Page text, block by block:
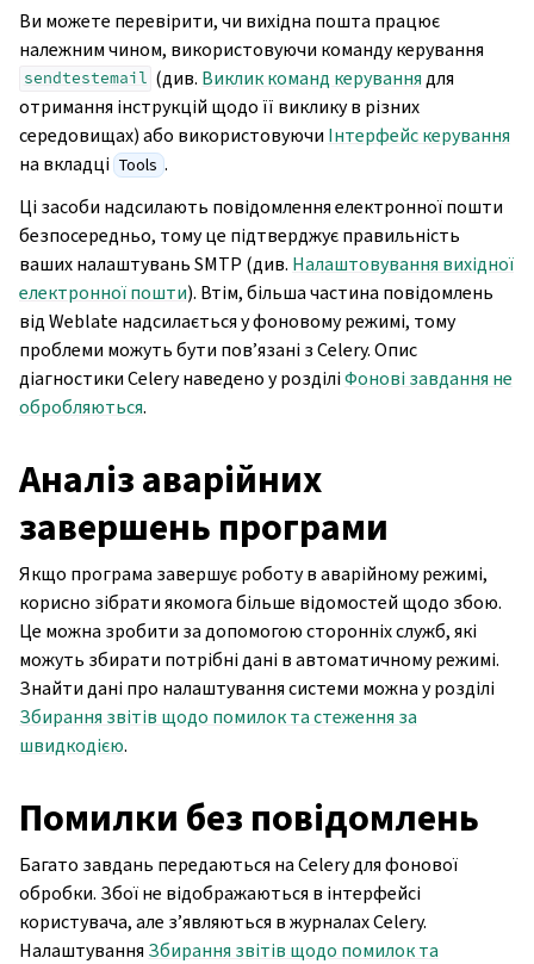
Ви можете перевірити, чи вихідна пошта працює
належним чином, використовуючи команду керування
sendtestemail (див. Виклик команд керуваннядля
отримання інструкцій щодо її виклику в різних
середовищах) або використовуючи Інтерфейс керування
на вкладці Tools .
Ці засоби надсилають повідомлення електронної пошти
безпосередньо, тому це підтверджує правильність
ваших налаштувань SMTP (див. Налаштовування вихідної
електронної пошти). Втім, більша частина повідомлень
від Weblate надсилається у фоновому режимі, тому
проблеми можуть бути пов’язані з Celery. Опис
діагностики Celery наведено у розділіФонові завдання не
обробляються.
Аналіз аварійних
завершень програми
Якщо програма завершує роботу в аварійному режимі,
корисно зібрати якомога більше відомостей щодо збою.
Це можна зробити за допомогою сторонніх служб, які
можуть збирати потрібні дані в автоматичному режимі.
Знайти дані про налаштування системи можна у розділі
Збирання звітів щодо помилок та стеження за
швидкодією.
Помилки без повідомлень
Багато завдань передаються на Celery для фонової
обробки. Збої не відображаються в інтерфейсі
користувача, але з’являються в журналах Celery.
Налаштування Збирання звітів щодо помилок та